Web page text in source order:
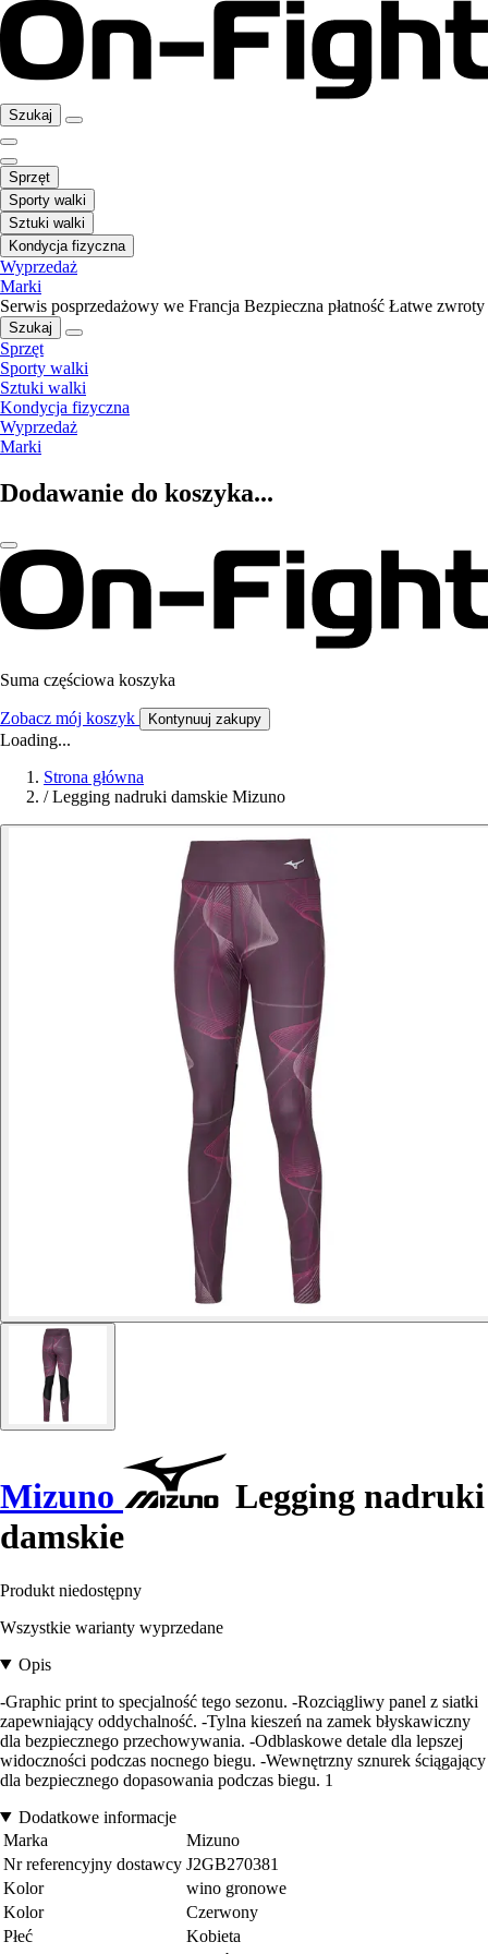
Szukaj
Sprzęt
Sporty walki
Sztuki walki
Kondycja fizyczna
Wyprzedaż
Marki
Serwis posprzedażowy we Francja Bezpieczna płatność Łatwe zwroty
Szukaj
Sprzęt
Sporty walki
Sztuki walki
Kondycja fizyczna
Wyprzedaż
Marki
Dodawanie do koszyka...
Suma częściowa koszyka
Zobacz mój koszyk Kontynuuj zakupy
Loading...
Strona główna
/ Legging nadruki damskie Mizuno
Mizuno
Legging nadruki
damskie
Produkt niedostępny
Wszystkie warianty wyprzedane
Opis
-Graphic print to specjalność tego sezonu. -Rozciągliwy panel z siatki
zapewniający oddychalność. -Tylna kieszeń na zamek błyskawiczny
dla bezpiecznego przechowywania. -Odblaskowe detale dla lepszej
widoczności podczas nocnego biegu. -Wewnętrzny sznurek ściągający
dla bezpiecznego dopasowania podczas biegu. 1
Dodatkowe informacje
Marka
Mizuno
Nr referencyjny dostawcy J2GB270381
Kolor
wino gronowe
Kolor
Czerwony
Płeć
Kobieta